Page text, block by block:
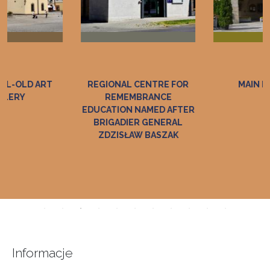
REGIONAL CENTRE FOR
REMEMBRANCE
EDUCATION NAMED AFTER
BRIGADIER GENERAL
ZDZISŁAW BASZAK
MAIN BUILDING
Informacje